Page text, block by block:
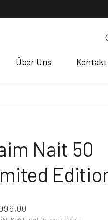
Über Uns Kontakt
Nait 50